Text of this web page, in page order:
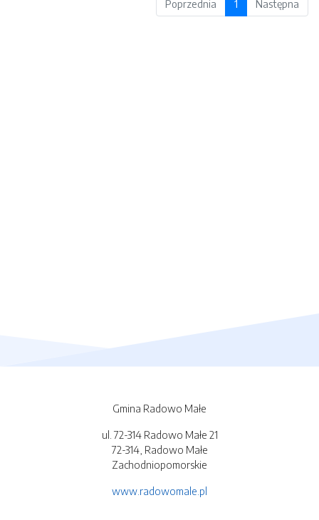
Poprzednia
1 Następna
Gmina Radowo Małe
ul. 72-314 Radowo Małe 21
72-314, Radowo Małe
Zachodniopomorskie
www.radowomale.pl